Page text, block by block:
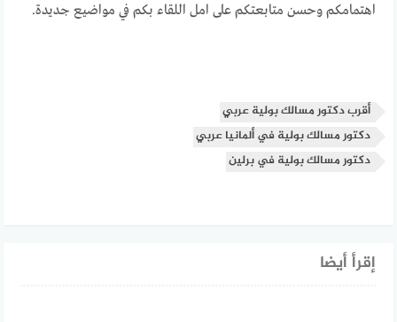
اهتمامكم وحسن متابعتكم على امل اللقاء بكم في مواضيع جديدة.
أقرب دكتور مسالك بولية عربي
دكتور مسالك بولية في ألمانيا عربي
دكتور مسالك بولية في برلين
إقرأ أيضا